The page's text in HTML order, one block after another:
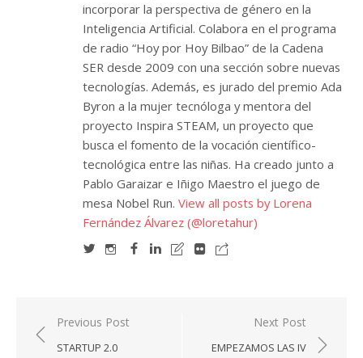
incorporar la perspectiva de género en la
Inteligencia Artificial. Colabora en el programa
de radio “Hoy por Hoy Bilbao” de la Cadena
SER desde 2009 con una sección sobre nuevas
tecnologías. Además, es jurado del premio Ada
Byron a la mujer tecnóloga y mentora del
proyecto Inspira STEAM, un proyecto que
busca el fomento de la vocación científico-
tecnológica entre las niñas. Ha creado junto a
Pablo Garaizar e Iñigo Maestro el juego de
mesa Nobel Run. View all posts by Lorena
Fernández Álvarez (@loretahur)
Navegación
de
Previous Post
STARTUP 2.0
Next Post
EMPEZAMOS LAS IV